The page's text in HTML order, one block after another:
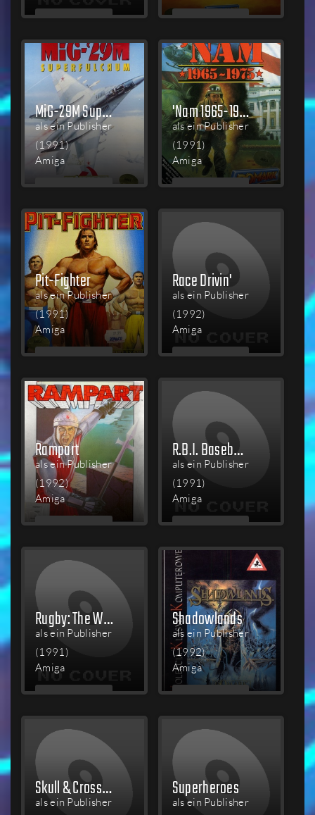
MEHR MEHR
MiG-29M Super Fulcrum
als ein Publisher
(1991)
Amiga
MEHR
'Nam 1965-1975
als ein Publisher
(1991)
Amiga
MEHR
Pit-Fighter
als ein Publisher
(1991)
Amiga
MEHR
Race Drivin'
als ein Publisher
(1992)
Amiga
MEHR
Rampart
als ein Publisher
(1992)
Amiga
MEHR
R.B.I. Baseball 2
als ein Publisher
(1991)
Amiga
MEHR
Rugby: The World Cup
als ein Publisher
(1991)
Amiga
MEHR
Shadowlands
als ein Publisher
(1992)
Amiga
MEHR
Skull & Crossbones
als ein Publisher
Superheroes
als ein Publisher